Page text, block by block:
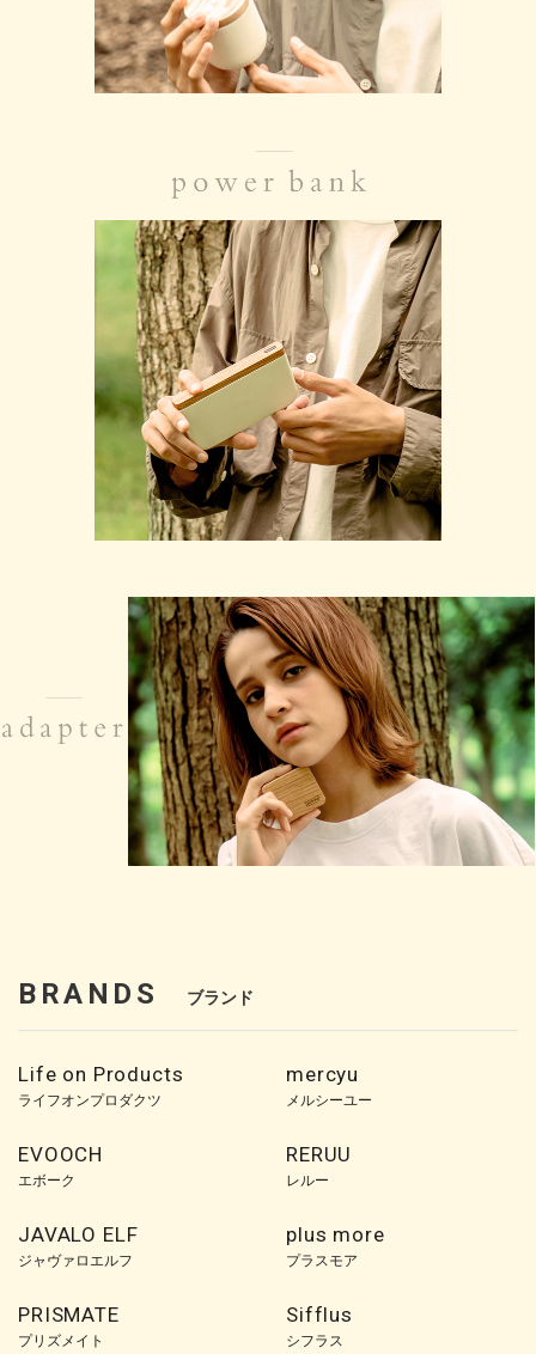
BRANDS ブランド
Life on Products
ライフオンプロダクツ
mercyu
メルシーユー
EVOOCH
エボーク
RERUU
レルー
JAVALO ELF
ジャヴァロエルフ
plus more
プラスモア
PRISMATE
プリズメイト
Sifflus
シフラス